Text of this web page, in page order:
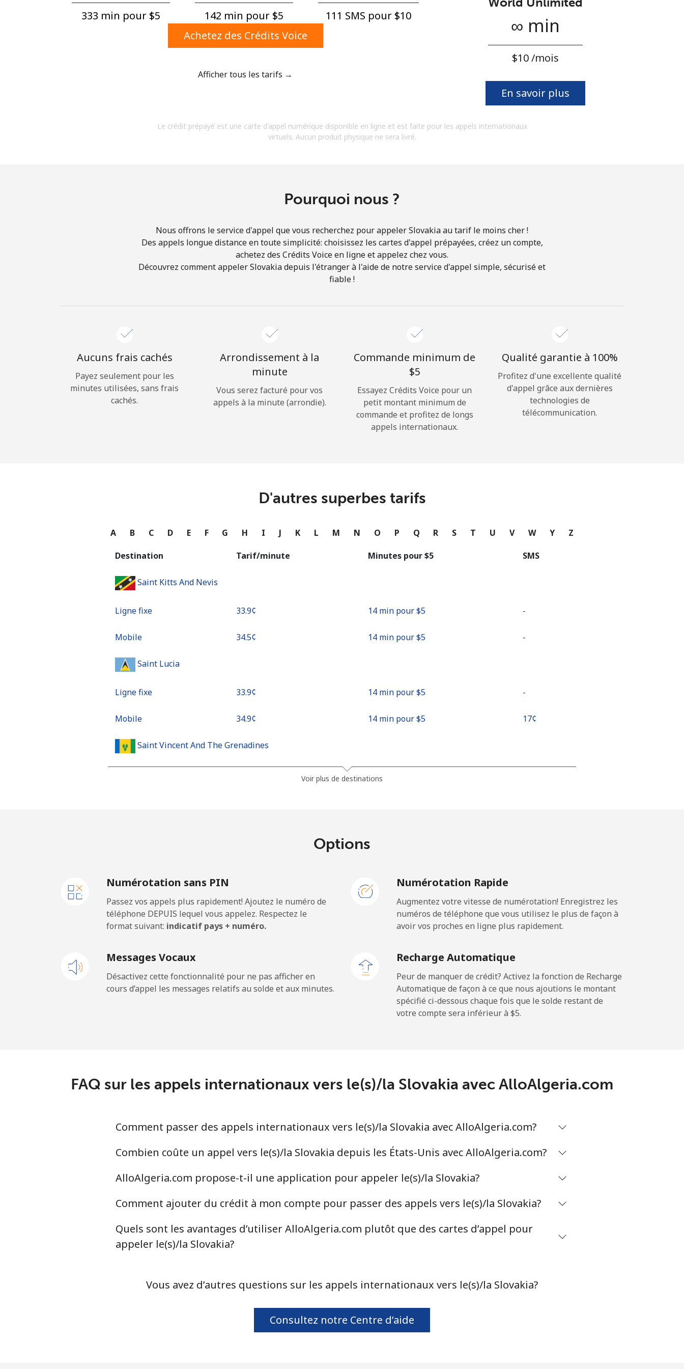
Un numéro
Un caractère spécial
En créant un compte sur ce site, j'accepte les
Bonjour!
Rappel du mot de passe →
333 min pour ⁦$5⁩ 142 min pour ⁦$5⁩
111 SMS pour ⁦$10⁩
Achetez des Crédits Voice
Afficher tous les tarifs →
∞ min
⁦$10⁩ /mois
En savoir plus
Le crédit prépayé est une carte d'appel numérique disponible en ligne et est faite pour les appels internationaux
virtuels. Aucun produit physique ne sera livré.
Pourquoi nous ?
Nous offrons le service d'appel que vous recherchez pour appeler Slovakia au tarif le moins cher !
Des appels longue distance en toute simplicité: choisissez les cartes d'appel prépayées, créez un compte,
achetez des Crédits Voice en ligne et appelez chez vous.
Découvrez comment appeler Slovakia depuis l'étranger à l'aide de notre service d'appel simple, sécurisé et
fiable !
Aucuns frais cachés
Payez seulement pour les
minutes utilisées, sans frais
cachés.
Arrondissement à la
minute
Vous serez facturé pour vos
appels à la minute (arrondie).
Commande minimum de
⁦$5⁩
Essayez Crédits Voice pour un
petit montant minimum de
commande et profitez de longs
appels internationaux.
Qualité garantie à 100%
Profitez d'une excellente qualité
d'appel grâce aux dernières
technologies de
télécommunication.
D'autres superbes tarifs
A B C D E F G H I J K L M N O P Q R S T U V W Y Z
Destination Tarif/minute Minutes pour ⁦$5⁩ SMS
Saint Kitts And Nevis
Ligne fixe ⁦33.9¢⁩ 14 min pour ⁦$5⁩ -
Mobile ⁦34.5¢⁩ 14 min pour ⁦$5⁩ -
Saint Lucia
Ligne fixe ⁦33.9¢⁩ 14 min pour ⁦$5⁩ -
Mobile ⁦34.9¢⁩ 14 min pour ⁦$5⁩ ⁦17¢⁩
Saint Vincent And The Grenadines
16 min pour ⁦$5⁩
Mobile 3 min pour ⁦$5⁩
San Marino
Mobile 21 min pour ⁦$5⁩
Sao Tome And Principe
2 min pour ⁦$5⁩
Senegal
Ligne fixe ⁦46.9¢⁩ 10 min pour ⁦$5⁩ -
Mobile ⁦40.9¢⁩ 12 min pour ⁦$5⁩
Serbia
Ligne fixe ⁦24.5¢⁩ 20 min pour ⁦$5⁩ -
Seychelles
5 min pour ⁦$5⁩
Voir plus de destinations
Options
Numérotation sans PIN
Passez vos appels plus rapidement! Ajoutez le numéro de
téléphone DEPUIS lequel vous appelez. Respectez le
format suivant: indicatif pays + numéro.
Numérotation Rapide
Augmentez votre vitesse de numérotation! Enregistrez les
numéros de téléphone que vous utilisez le plus de façon à
avoir vos proches en ligne plus rapidement.
Messages Vocaux
Désactivez cette fonctionnalité pour ne pas afficher en
cours d’appel les messages relatifs au solde et aux minutes.
Recharge Automatique
Peur de manquer de crédit? Activez la fonction de Recharge
Automatique de façon à ce que nous ajoutions le montant
spécifié ci-dessous chaque fois que le solde restant de
votre compte sera inférieur à ⁦$5⁩.
FAQ sur les appels internationaux vers le(s)/la Slovakia avec AlloAlgeria.com
Comment passer des appels internationaux vers le(s)/la Slovakia avec AlloAlgeria.com?
Combien coûte un appel vers le(s)/la Slovakia depuis les États-Unis avec AlloAlgeria.com?
AlloAlgeria.com propose-t-il une application pour appeler le(s)/la Slovakia?
Comment ajouter du crédit à mon compte pour passer des appels vers le(s)/la Slovakia?
Quels sont les avantages d’utiliser AlloAlgeria.com plutôt que des cartes d’appel pour
appeler le(s)/la Slovakia?
Vous avez d’autres questions sur les appels internationaux vers le(s)/la Slovakia?
Consultez notre Centre d’aide